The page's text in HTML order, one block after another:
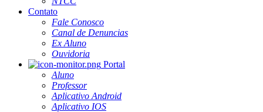
Contato
Fale Conosco
Canal de Denuncias
Ex Aluno
Ouvidoria
Portal
Aluno
Professor
Aplicativo Android
Aplicativo IOS